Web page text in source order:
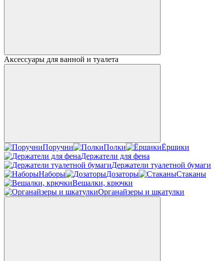
Аксессуары для ванной и туалета
Поручни Полки
Ёршики
Держатели для фена
Держатели туалетной бумаги
Наборы
Дозаторы
Стаканы
Вешалки, крючки
Органайзеры и шкатулки